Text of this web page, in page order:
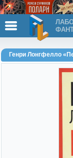
Генри Лонгфелло